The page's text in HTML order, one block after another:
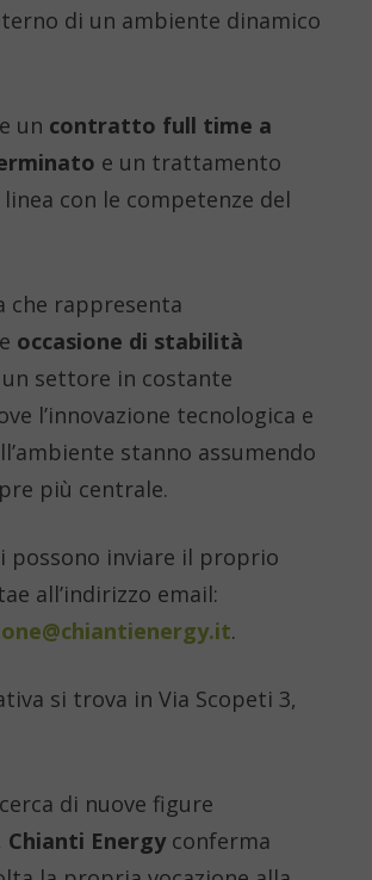
di un ambiente dinamico
un contratto full time a
e un trattamento
con le competenze del
che rappresenta
occasione di stabilità
settore in costante
l’innovazione tecnologica e
stanno assumendo
più centrale.
possono inviare il proprio
all’indirizzo email:
.
si trova in Via Scopeti 3,
di nuove figure
Chianti Energyconferma